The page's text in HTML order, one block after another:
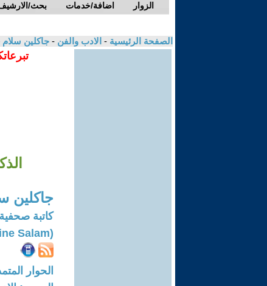
بحث/ اضافة/خدمات الزوار
الصفحة الرئيسية - الادب والفن - جاكلين سلام
جاكلين
كاتبة
(Jacqueline Salam)
الحوار المتمدن-العدد: